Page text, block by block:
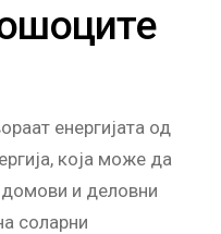
енергијата од
која може да
домови и деловни
соларни